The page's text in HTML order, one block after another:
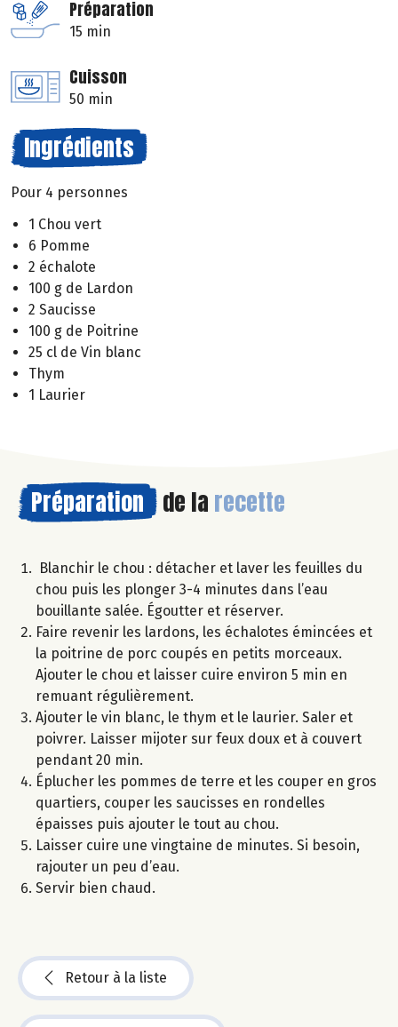
Préparation
15 min
Cuisson
50 min
Ingrédients
Pour 4 personnes
1 Chou vert
6 Pomme
2 échalote
100 g de Lardon
2 Saucisse
100 g de Poitrine
25 cl de Vin blanc
Thym
1 Laurier
Préparation de la recette
Blanchir le chou : détacher et laver les feuilles du
chou puis les plonger 3-4 minutes dans l’eau
bouillante salée. Égoutter et réserver.
Faire revenir les lardons, les échalotes émincées et
la poitrine de porc coupés en petits morceaux.
Ajouter le chou et laisser cuire environ 5 min en
remuant régulièrement.
Ajouter le vin blanc, le thym et le laurier. Saler et
poivrer. Laisser mijoter sur feux doux et à couvert
pendant 20 min.
Éplucher les pommes de terre et les couper en gros
quartiers, couper les saucisses en rondelles
épaisses puis ajouter le tout au chou.
Laisser cuire une vingtaine de minutes. Si besoin,
rajouter un peu d’eau.
Servir bien chaud.
Retour à la liste